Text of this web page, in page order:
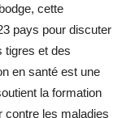
cette
pays pour discuter
tigres et des
en santé est une
la formation
contre les maladies